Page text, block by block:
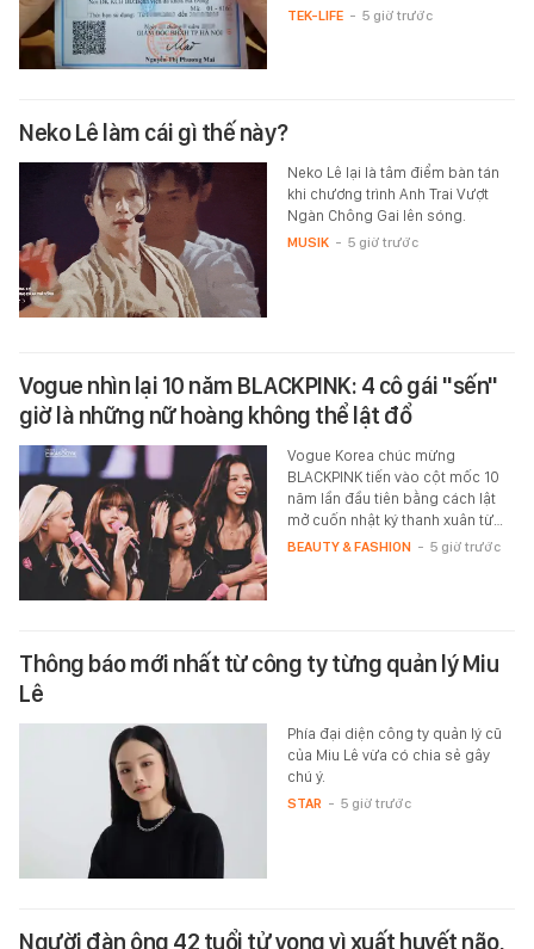
TEK-LIFE - 5 giờ trước
Neko Lê làm cái gì thế này?
Neko Lê lại là tâm điểm bàn tán
khi chương trình Anh Trai Vượt
Ngàn Chông Gai lên sóng.
MUSIK - 5 giờ trước
Vogue nhìn lại 10 năm BLACKPINK: 4 cô gái "sến"
giờ là những nữ hoàng không thể lật đổ
Vogue Korea chúc mừng
BLACKPINK tiến vào cột mốc 10
năm lần đầu tiên bằng cách lật
mở cuốn nhật ký thanh xuân từ…
BEAUTY & FASHION - 5 giờ trước
Thông báo mới nhất từ công ty từng quản lý Miu
Lê
Phía đại diện công ty quản lý cũ
của Miu Lê vừa có chia sẻ gây
chú ý.
STAR - 5 giờ trước
Người đàn ông 42 tuổi tử vong vì xuất huyết não,